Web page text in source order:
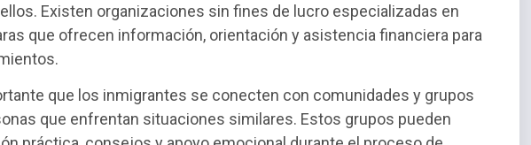
Existen organizaciones sin fines de lucro especializadas en
que ofrecen información, orientación y asistencia financiera para
que los inmigrantes se conecten con comunidades y grupos
que enfrentan situaciones similares. Estos grupos pueden